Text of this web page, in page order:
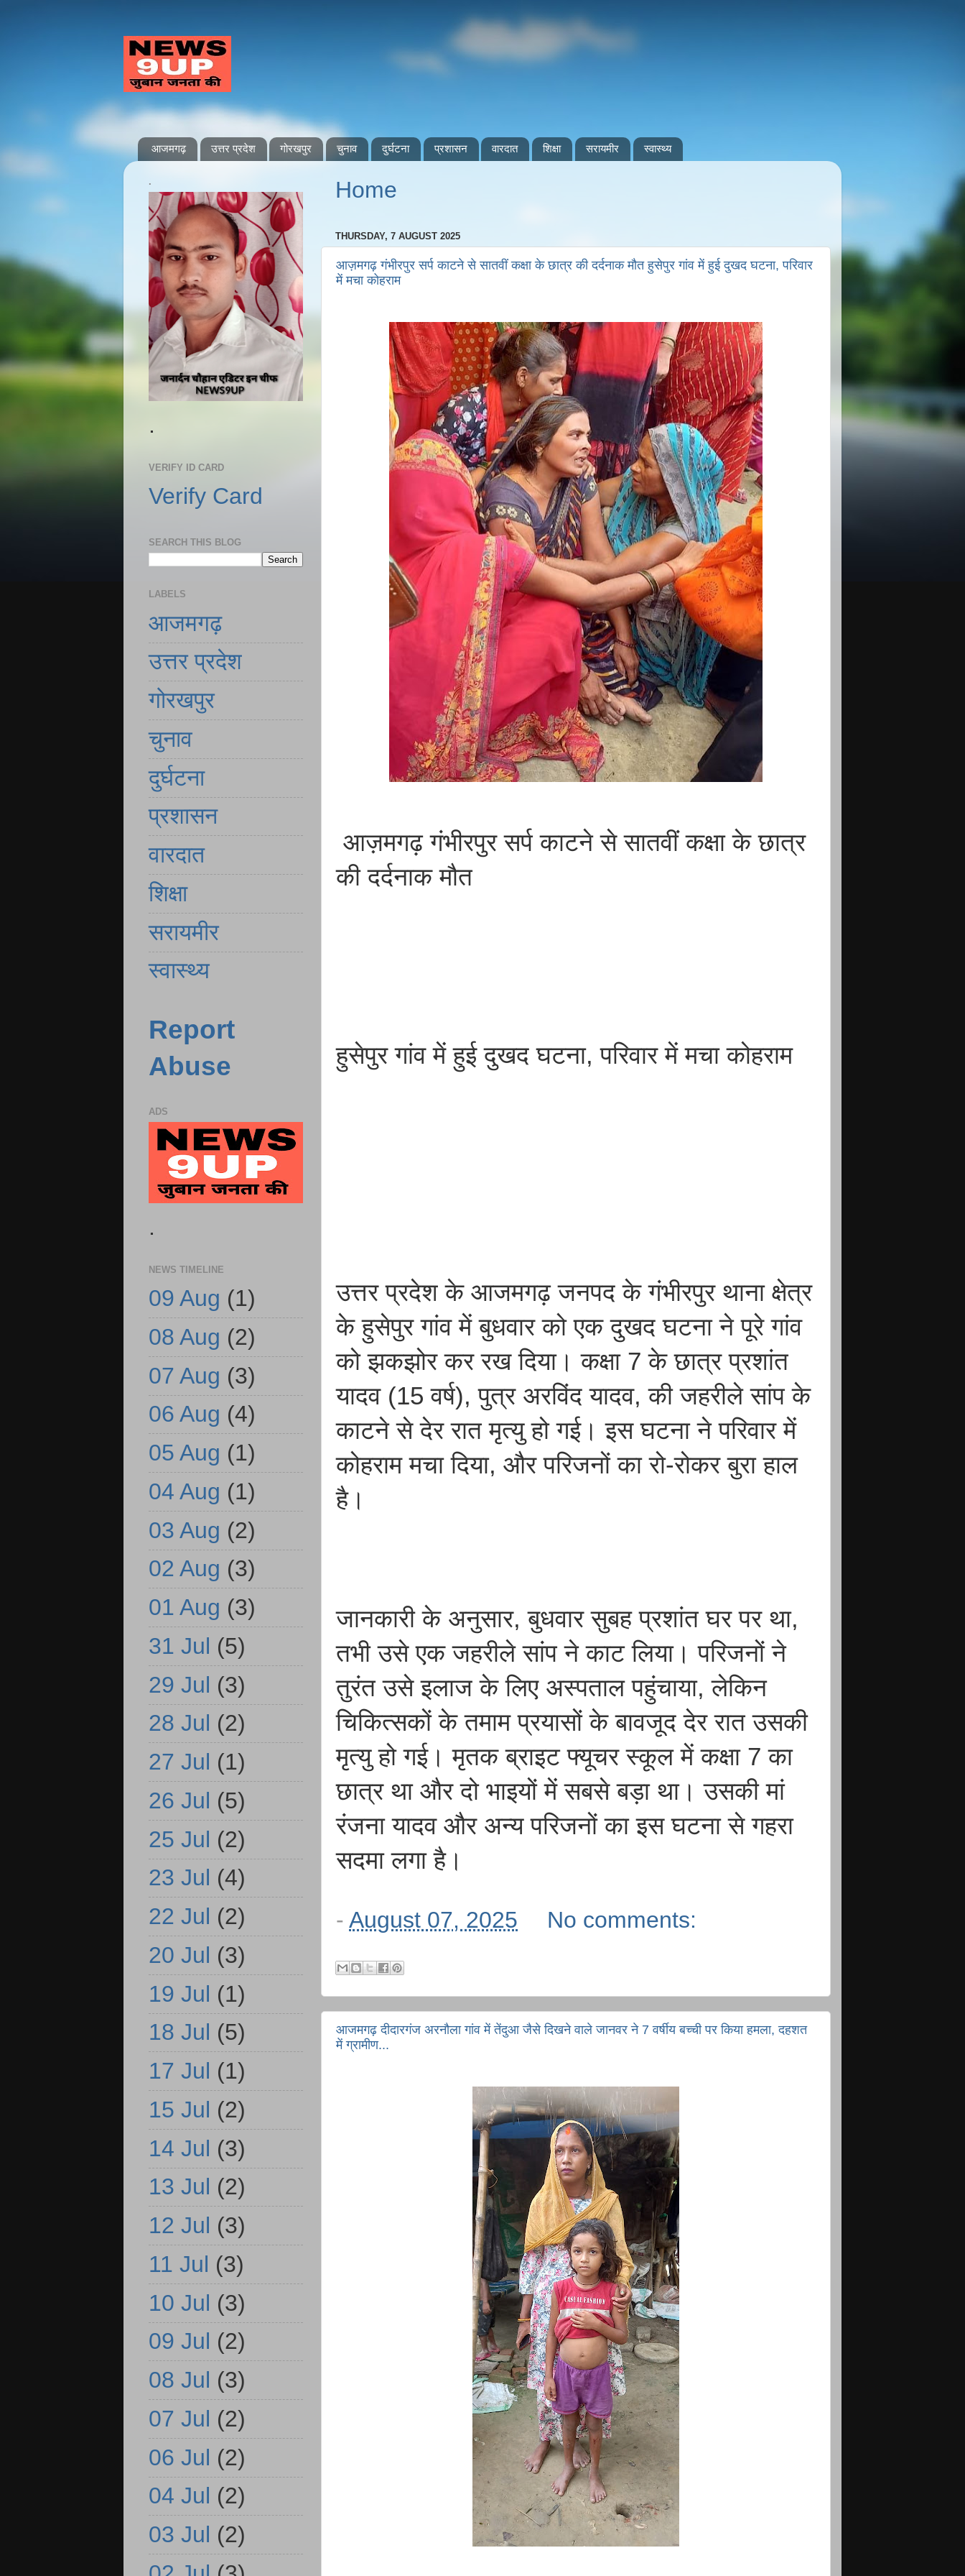
आजमगढ़ उत्तर प्रदेश गोरखपुर चुनाव दुर्घटना प्रशासन वारदात शिक्षा सरायमीर स्वास्थ्य
Home
THURSDAY, 7 AUGUST 2025
आज़मगढ़ गंभीरपुर सर्प काटने से सातवीं कक्षा के छात्र की दर्दनाक मौत हुसेपुर गांव में हुई दुखद घटना, परिवार
में मचा कोहराम
आज़मगढ़ गंभीरपुर सर्प काटने से सातवीं कक्षा के छात्र
की दर्दनाक मौत
हुसेपुर गांव में हुई दुखद घटना, परिवार में मचा कोहराम
उत्तर प्रदेश के आजमगढ़ जनपद के गंभीरपुर थाना क्षेत्र
के हुसेपुर गांव में बुधवार को एक दुखद घटना ने पूरे गांव
को झकझोर कर रख दिया। कक्षा 7 के छात्र प्रशांत
यादव (15 वर्ष), पुत्र अरविंद यादव, की जहरीले सांप के
काटने से देर रात मृत्यु हो गई। इस घटना ने परिवार में
कोहराम मचा दिया, और परिजनों का रो-रोकर बुरा हाल
है।
जानकारी के अनुसार, बुधवार सुबह प्रशांत घर पर था,
तभी उसे एक जहरीले सांप ने काट लिया। परिजनों ने
तुरंत उसे इलाज के लिए अस्पताल पहुंचाया, लेकिन
चिकित्सकों के तमाम प्रयासों के बावजूद देर रात उसकी
मृत्यु हो गई। मृतक ब्राइट फ्यूचर स्कूल में कक्षा 7 का
छात्र था और दो भाइयों में सबसे बड़ा था। उसकी मां
रंजना यादव और अन्य परिजनों का इस घटना से गहरा
सदमा लगा है।
- August 07, 2025 No comments:
आजमगढ़ दीदारगंज अरनौला गांव में तेंदुआ जैसे दिखने वाले जानवर ने 7 वर्षीय बच्ची पर किया हमला, दहशत
में ग्रामीण...
.
.
VERIFY ID CARD
Verify Card
SEARCH THIS BLOG
LABELS
आजमगढ़
उत्तर प्रदेश
गोरखपुर
चुनाव
दुर्घटना
प्रशासन
वारदात
शिक्षा
सरायमीर
स्वास्थ्य
Report
Abuse
ADS
.
NEWS TIMELINE
09 Aug (1)
08 Aug (2)
07 Aug (3)
06 Aug (4)
05 Aug (1)
04 Aug (1)
03 Aug (2)
02 Aug (3)
01 Aug (3)
31 Jul (5)
29 Jul (3)
28 Jul (2)
27 Jul (1)
26 Jul (5)
25 Jul (2)
23 Jul (4)
22 Jul (2)
20 Jul (3)
19 Jul (1)
18 Jul (5)
17 Jul (1)
15 Jul (2)
14 Jul (3)
13 Jul (2)
12 Jul (3)
11 Jul (3)
10 Jul (3)
09 Jul (2)
08 Jul (3)
07 Jul (2)
06 Jul (2)
04 Jul (2)
03 Jul (2)